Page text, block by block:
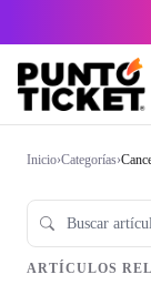
Inicio›Categorías›
ARTÍCULOS